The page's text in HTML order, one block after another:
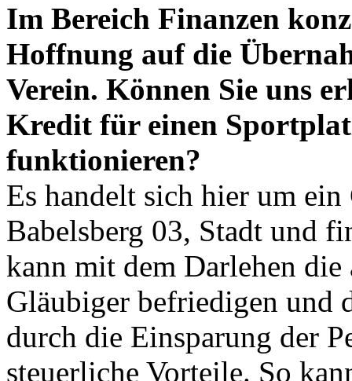
Im Bereich Finanzen
Hoffnung auf die
Verein. Können Sie uns
Kredit für einen
funktionieren?
Es handelt sich hier um
Babelsberg 03, Stadt und
kann mit dem Darlehen
Gläubiger befriedigen und
durch die Einsparung der
steuerliche Vorteile. So